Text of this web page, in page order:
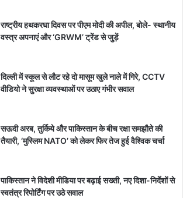
राष्ट्रीय हथकरघा दिवस पर पीएम मोदी की अपील, बोले- स्थानीय
वस्त्र अपनाएं और ‘GRWM’ ट्रेंड से जुड़ें
दिल्ली में स्कूल से लौट रहे दो मासूम खुले नाले में गिरे, CCTV
वीडियो ने सुरक्षा व्यवस्थाओं पर उठाए गंभीर सवाल
सऊदी अरब, तुर्किये और पाकिस्तान के बीच रक्षा समझौते की
तैयारी, ‘मुस्लिम NATO’ को लेकर फिर तेज हुई वैश्विक चर्चा
पाकिस्तान ने विदेशी मीडिया पर बढ़ाई सख्ती, नए दिशा-निर्देशों से
स्वतंत्र रिपोर्टिंग पर उठे सवाल